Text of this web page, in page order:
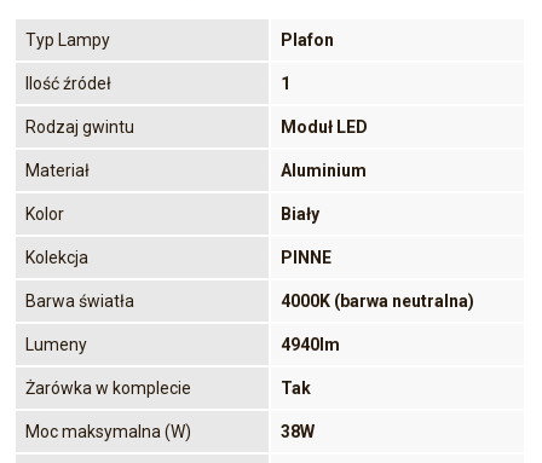
Typ Lampy Plafon
Ilość źródeł 1
Rodzaj gwintu Moduł LED
Materiał Aluminium
Kolor Biały
Kolekcja PINNE
Barwa światła 4000K (barwa neutralna)
Lumeny 4940lm
Żarówka w komplecie Tak
Moc maksymalna (W) 38W